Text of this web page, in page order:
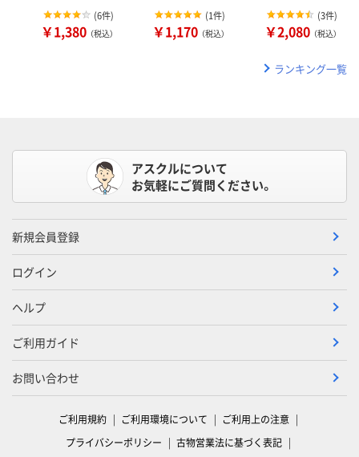
(6件)
￥1,380 （税込）
(1件)
￥1,170 （税込）
(3件)
￥2,080 （税込）
ランキング一覧
アスクルについて
お気軽にご質問ください。
新規会員登録
ログイン
ヘルプ
ご利用ガイド
お問い合わせ
ご利用規約 ご利用環境について
ご利用上の注意
プライバシーポリシー
古物営業法に基づく表記